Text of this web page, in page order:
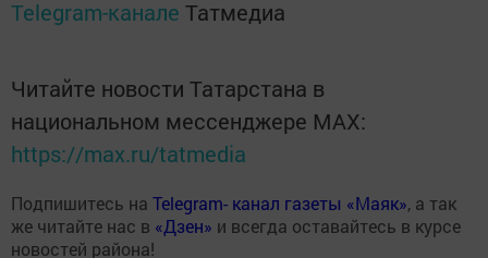
Telegram-канале Татмедиа
Читайте новости Татарстана в
национальном мессенджере MАХ:
https://max.ru/tatmedia
Подпишитесь на Telegram- канал газеты «Маяк», а так
же читайте нас в «Дзен» и всегда оставайтесь в курсе
новостей района!